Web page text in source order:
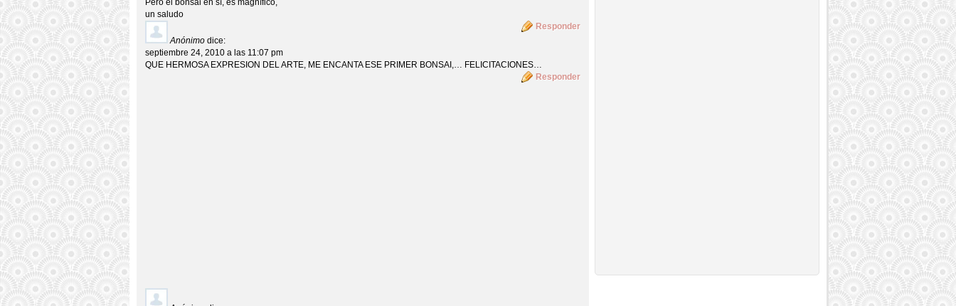
Pero el bonsai en sí, es magnífico,
un saludo
Responder
Anónimo dice:
septiembre 24, 2010 a las 11:07 pm
QUE HERMOSA EXPRESION DEL ARTE, ME ENCANTA ESE PRIMER BONSAI,… FELICITACIONES…
Responder